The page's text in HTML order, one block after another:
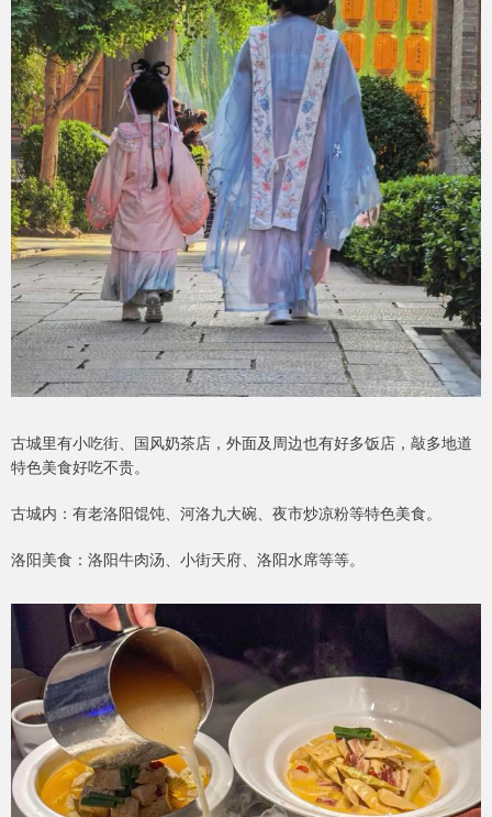
古城里有小吃街、国风奶茶店，外面及周边也有好多饭店，敲多地道
特色美食好吃不贵。
古城内：有老洛阳馄饨、河洛九大碗、夜市炒凉粉等特色美食。
洛阳美食：洛阳牛肉汤、小街天府、洛阳水席等等。